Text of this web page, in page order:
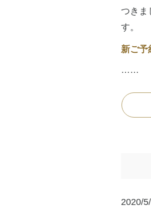
つきま
す。
新ご予
……
2020/